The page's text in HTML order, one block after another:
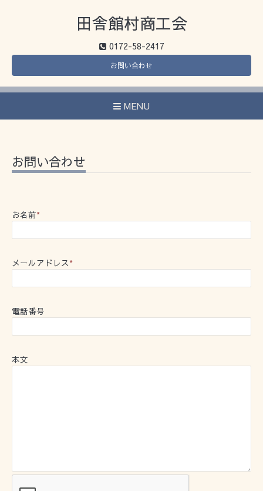
田舎館村商工会
0172-58-2417
お問い合わせ
MENU
お問い合わせ
お名前*
メールアドレス*
電話番号
本文